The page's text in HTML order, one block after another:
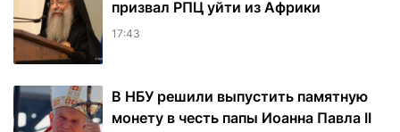
призвал РПЦ уйти из Африки
17:43
В НБУ решили выпустить памятную
монету в честь папы Иоанна Павла II